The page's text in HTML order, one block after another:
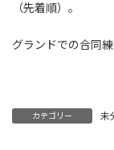
（先着順）。
グランドでの合同
カテゴリー 未